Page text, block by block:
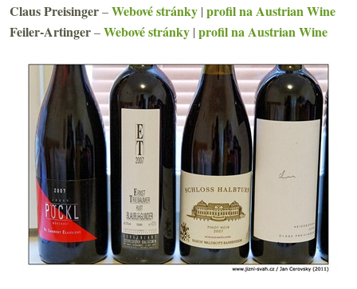
Claus Preisinger–Webové stránky | profil na Austrian Wine
Feiler-Artinger–Webové stránky | profil na Austrian Wine